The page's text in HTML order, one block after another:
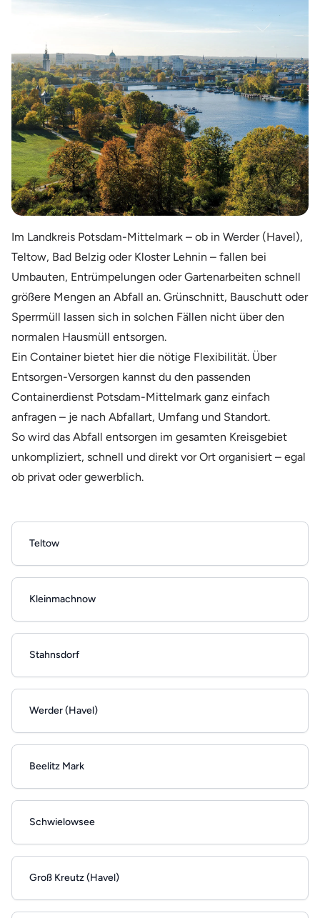
Im Landkreis Potsdam-Mittelmark – ob in Werder (Havel),
Teltow, Bad Belzig oder Kloster Lehnin – fallen bei
Umbauten, Entrümpelungen oder Gartenarbeiten schnell
größere Mengen an Abfall an. Grünschnitt, Bauschutt oder
Sperrmüll lassen sich in solchen Fällen nicht über den
normalen Hausmüll entsorgen.
Ein Container bietet hier die nötige Flexibilität. Über
Entsorgen-Versorgen kannst du den passenden
Containerdienst Potsdam-Mittelmark ganz einfach
anfragen – je nach Abfallart, Umfang und Standort.
So wird das Abfall entsorgen im gesamten Kreisgebiet
unkompliziert, schnell und direkt vor Ort organisiert – egal
ob privat oder gewerblich.
Teltow
Kleinmachnow
Stahnsdorf
Werder (Havel)
Beelitz Mark
Schwielowsee
Groß Kreutz (Havel)